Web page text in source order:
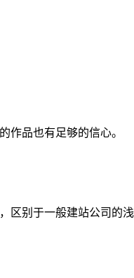
作品也有足够的信心。
区别于一般建站公司的